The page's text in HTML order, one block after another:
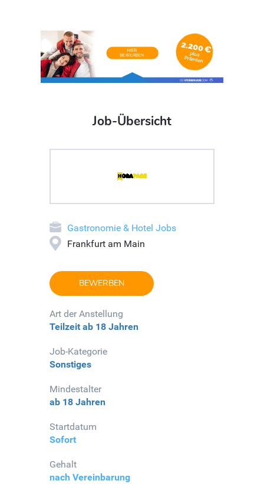
Job-Übersicht
Gastronomie & Hotel Jobs
Frankfurt am Main
BEWERBEN
Art der Anstellung
Teilzeit ab 18 Jahren
Job-Kategorie
Sonstiges
Mindestalter
ab 18 Jahren
Startdatum
Sofort
Gehalt
nach Vereinbarung